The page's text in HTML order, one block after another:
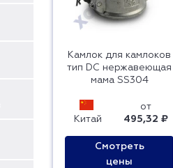
Камлок для камлоков
тип DC нержавеющая
мама SS304
Китай
от
495,32 ₽
Смотреть
цены